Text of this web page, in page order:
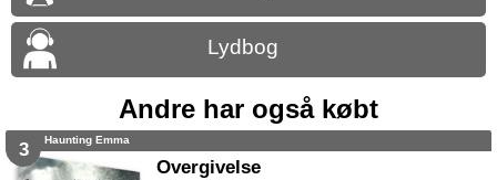
Lydbog
Andre har også købt
3 Haunting Emma
Overgivelse